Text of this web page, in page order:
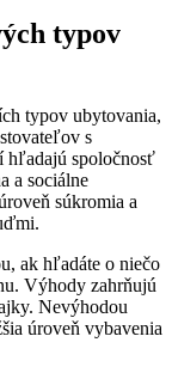
typov
typov ubytovania,
s
hľadajú spoločnosť
a sociálne
súkromia a
ak hľadáte o niečo
Výhody zahrňujú
Nevýhodou
úroveň vybavenia